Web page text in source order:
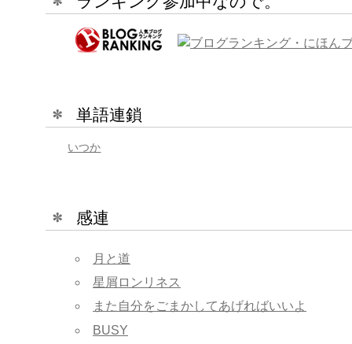
単語連鎖
いつか
感連
月と道
星屑ロンリネス
また自分をごまかしてあげればいいよ
BUSY